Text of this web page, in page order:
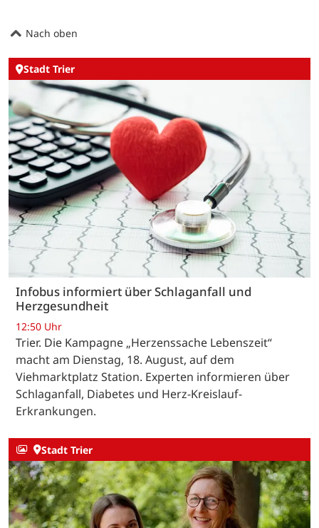
Nach oben
Stadt Trier
Infobus informiert über Schlaganfall und
Herzgesundheit
12:50 Uhr
Trier. Die Kampagne „Herzenssache Lebenszeit“
macht am Dienstag, 18. August, auf dem
Viehmarktplatz Station. Experten informieren über
Schlaganfall, Diabetes und Herz-Kreislauf-
Erkrankungen.
Stadt Trier